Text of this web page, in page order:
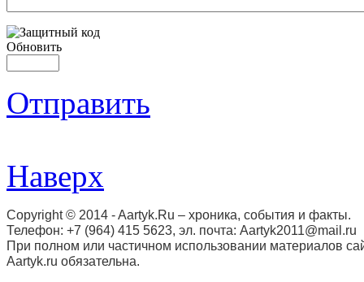
Обновить
Отправить
Наверх
Copyright © 2014 - Aartyk.Ru – хроника, события и факты.
Телефон: +7 (964) 415 5623, эл. почта: Aartyk2011@mail.ru
При полном или частичном использовании материалов
Aartyk.ru oбязательна.